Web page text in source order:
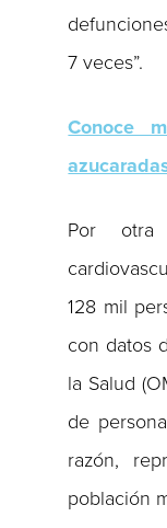
7 veces”.
Conoce
Por otra
128 mil
con datos
la Salud
de
razón,
población